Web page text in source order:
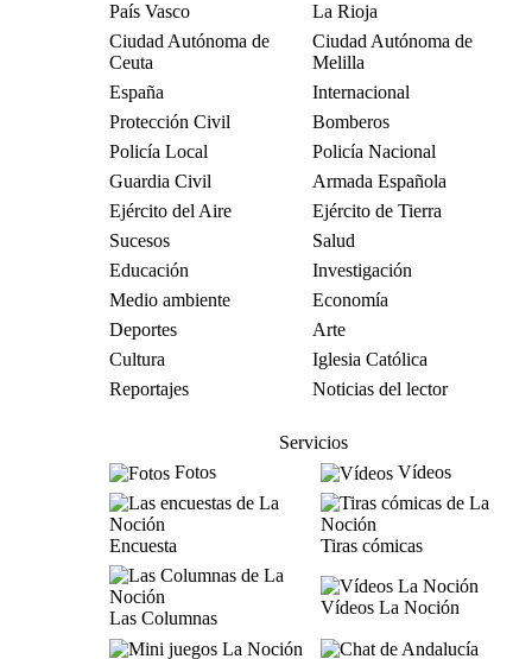
País Vasco
La Rioja
Ciudad Autónoma de
Ceuta
Ciudad Autónoma de
Melilla
España
Internacional
Protección Civil
Bomberos
Policía Local
Policía Nacional
Guardia Civil
Armada Española
Ejército del Aire
Ejército de Tierra
Sucesos
Salud
Educación
Investigación
Medio ambiente
Economía
Deportes
Arte
Cultura
Iglesia Católica
Reportajes
Noticias del lector
Servicios
Fotos
Vídeos
Encuesta Tiras cómicas
Las Columnas
Vídeos La Noción